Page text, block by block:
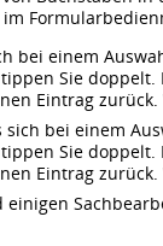
bei einem
Sie
Eintrag
sich bei einem
Sie
Eintrag